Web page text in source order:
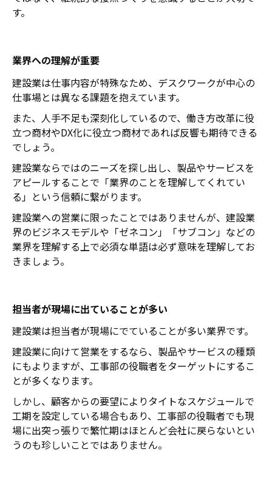
す。
業界への理解が重要
建設業は仕事内容が特殊なため、デスクワークが中心の
仕事場とは異なる課題を抱えています。
また、人手不足も深刻化しているので、働き方改革に役
立つ商材やDX化に役立つ商材であれば反響も期待できる
でしょう。
建設業ならではのニーズを探し出し、製品やサービスを
アピールすることで「業界のことを理解してくれてい
る」という信頼に繋がります。
建設業への営業に限ったことではありませんが、建設業
界のビジネスモデルや「ゼネコン」「サブコン」などの
業界を理解する上で必須な単語は必ず意味を理解してお
きましょう。
担当者が現場に出ていることが多い
建設業は担当者が現場にでていることが多い業界です。
建設業に向けて営業をするなら、製品やサービスの種類
にもよりますが、工事部の役職者をターゲットにするこ
とが多くなります。
しかし、顧客からの要望によりタイトなスケジュールで
工期を設定している場合もあり、工事部の役職者でも現
場に出突っ張りで繁忙期はほとんど会社に戻らないとい
うのも珍しいことではありません。